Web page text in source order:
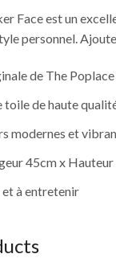
Face est un
personnel.
de The Poplace
toile de haute
modernes et
45cm x
à entretenir